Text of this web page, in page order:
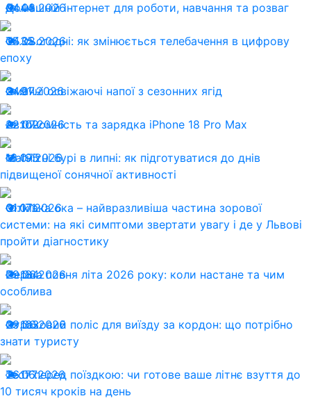
04.08.2026
44
Домашній інтернет для роботи, навчання та розваг
04.08.2026
35
ТБ сьогодні: як змінюється телебачення в цифрову
епоху
24.07.2026
91
Смачні освіжаючі напої з сезонних ягід
22.07.2026
102
Автономність та зарядка iPhone 18 Pro Max
13.07.2026
195
Магнітні бурі в липні: як підготуватися до днів
підвищеної сонячної активності
01.07.2026
171
Сітківка ока – найвразливіша частина зорової
системи: на які симптоми звертати увагу і де у Львові
пройти діагностику
29.06.2026
184
Перша повня літа 2026 року: коли настане та чим
особлива
29.06.2026
163
Страховий поліс для виїзду за кордон: що потрібно
знати туристу
26.06.2026
177
Тест перед поїздкою: чи готове ваше літнє взуття до
10 тисяч кроків на день